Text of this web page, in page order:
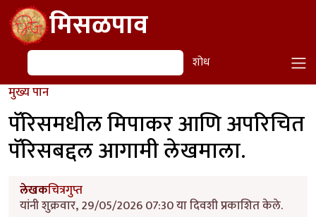
Skip to main contentमिसळपाव
शोध शोध
मुख्य पान
पॅरिसमधील मिपाकर आणि अपरिचित
पॅरिसबद्दल आगामी लेखमाला.
लेखकचित्रगुप्त
यांनी शुक्रवार, 29/05/2026 07:30 या दिवशी प्रकाशित केले.